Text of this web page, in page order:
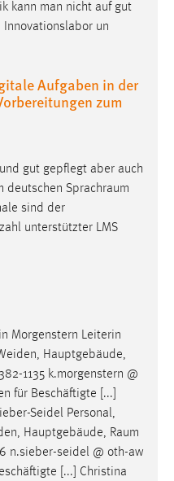
kann man nicht auf gut
Innovationslabor un
Aufgaben in der
zum
gut gepflegt aber auch
deutschen Sprachraum
sind der
unterstützter LMS
Morgenstern Leiterin
Hauptgebäude,
1135 k.morgenstern @
für Beschäftigte [...]
Seidel Personal,
Hauptgebäude, Raum
n.sieber-seidel @ oth-aw
[...] Christina